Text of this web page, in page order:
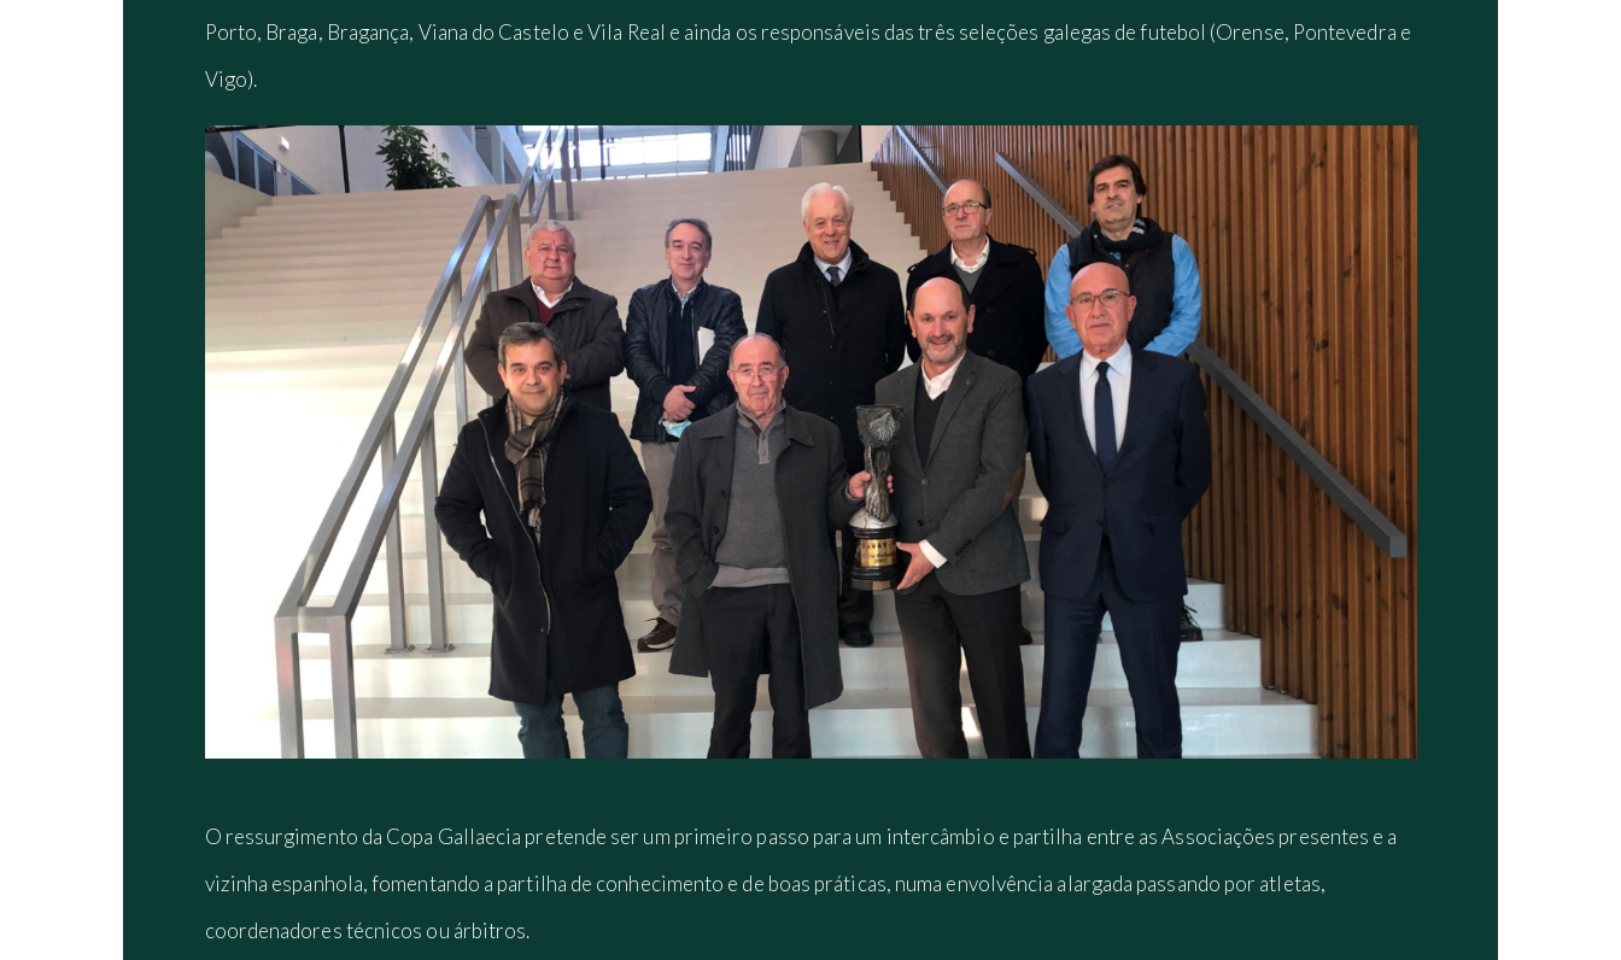
Porto, Braga, Bragança, Viana do Castelo e Vila Real e ainda os responsáveis das três seleções galegas de futebol (Orense, Pontevedra e
Vigo).
O ressurgimento da Copa Gallaecia pretende ser um primeiro passo para um intercâmbio e partilha entre as Associações presentes e a
vizinha espanhola, fomentando a partilha de conhecimento e de boas práticas, numa envolvência alargada passando por atletas,
coordenadores técnicos ou árbitros.